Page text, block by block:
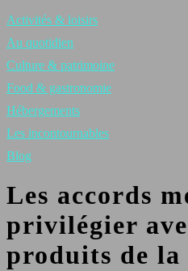
Activités & loisirs
Au quotidien
Culture & patrimoine
Food & gastronomie
Hébergements
Les incontournables
Blog
Les accords
privilégier
produits de la